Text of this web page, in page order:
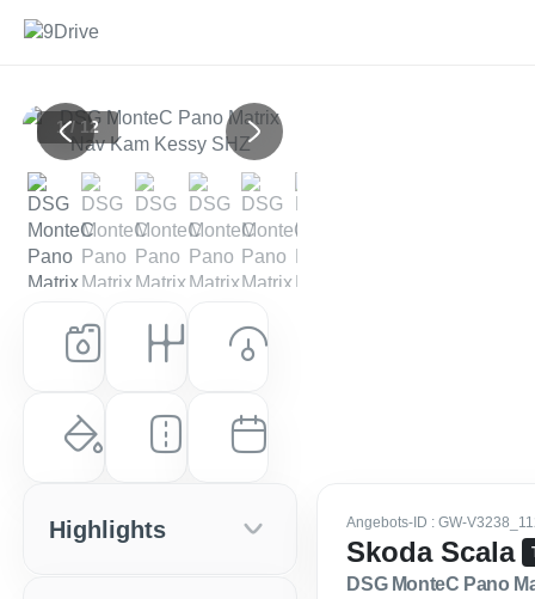
Previous Next
1 / 12
Kraftstoff
Benzin Automatik
Leistung (PS)
150 PS (110 kW)
Farbe
Stahl-Grau
Laufleistung
10 km
Erstzulassung
EZ: Sep. 2025
Angebots-ID : GW-
Skoda Scala
DSG MonteC Pano
Highlights